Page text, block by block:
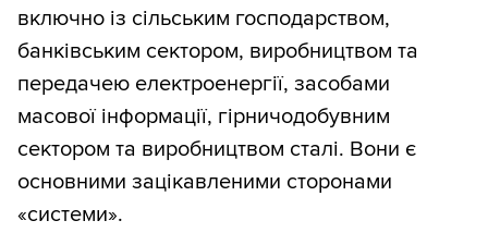
включно із сільським господарством,
банківським сектором, виробництвом та
передачею електроенергії, засобами
масової інформації, гірничодобувним
сектором та виробництвом сталі. Вони є
основними зацікавленими сторонами
«системи».